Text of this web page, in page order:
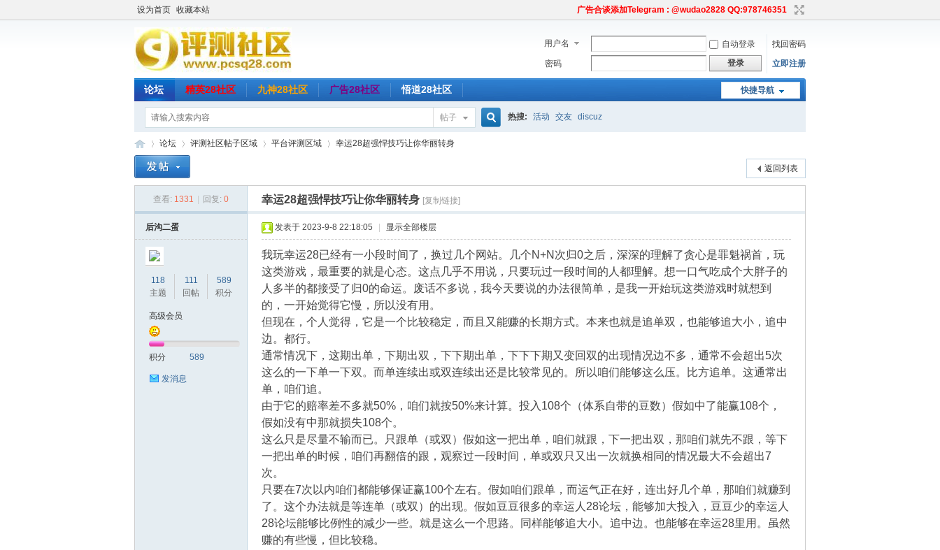
设为首页 收藏本站 广告合谈添加Telegram : @wudao2828 QQ:978746351
用户名 自动登录
找回密码
密码
登录 立即注册
快捷导航
论坛 精英28社区 九神28社区 广告28社区 悟道28社区
帖子 热搜: 活动 交友 discuz
论坛
›
评测社区帖子区域 平台评测区域
›
幸运28超强悍技巧让你华丽转身
返回列表
查看: 1331 回复: 0 幸运28超强悍技巧让你华丽转身 [复制链接]
后沟二蛋
118
主题
111
回帖
589
积分
高级会员
积分 589
发消息
发表于 2023-9-8 22:18:05 显示全部楼层
我玩幸运28已经有一小段时间了，换过几个网站。几个N+N次归0之后，深深的理解了贪心是罪魁祸首，玩
这类游戏，最重要的就是心态。这点几乎不用说，只要玩过一段时间的人都理解。想一口气吃成个大胖子的
人多半的都接受了归0的命运。废话不多说，我今天要说的办法很简单，是我一开始玩这类游戏时就想到
的，一开始觉得它慢，所以没有用。
但现在，个人觉得，它是一个比较稳定，而且又能赚的长期方式。本来也就是追单双，也能够追大小，追中
边。都行。
通常情况下，这期出单，下期出双，下下期出单，下下下期又变回双的出现情况边不多，通常不会超出5次
这么的一下单一下双。而单连续出或双连续出还是比较常见的。所以咱们能够这么压。比方追单。这通常出
单，咱们追。
由于它的赔率差不多就50%，咱们就按50%来计算。投入108个（体系自带的豆数）假如中了能赢108个，
假如没有中那就损失108个。
这么只是尽量不输而已。只跟单（或双）假如这一把出单，咱们就跟，下一把出双，那咱们就先不跟，等下
一把出单的时候，咱们再翻倍的跟，观察过一段时间，单或双只又出一次就换相同的情况最大不会超出7
次。
只要在7次以内咱们都能够保证赢100个左右。假如咱们跟单，而运气正在好，连出好几个单，那咱们就赚到
了。这个办法就是等连单（或双）的出现。假如豆豆很多的幸运人28论坛，能够加大投入，豆豆少的幸运人
28论坛能够比例性的减少一些。就是这么一个思路。同样能够追大小。追中边。也能够在幸运28里用。虽然
赚的有些慢，但比较稳。